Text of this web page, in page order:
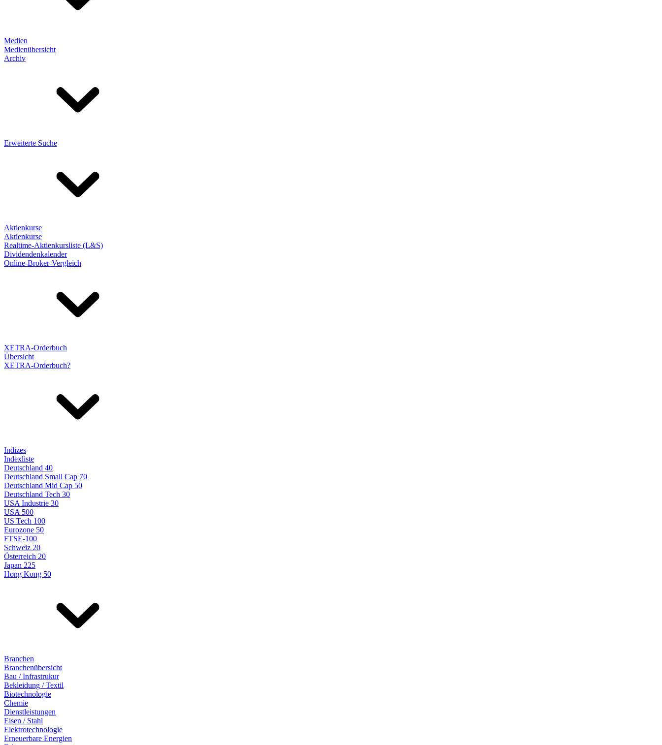
Medien
Medienübersicht
Archiv
Erweiterte Suche
Aktienkurse
Aktienkurse
Realtime-Aktienkursliste (L&S)
Dividendenkalender
Online-Broker-Vergleich
XETRA-Orderbuch
Übersicht
XETRA-Orderbuch?
Indizes
Indexliste
Deutschland 40
Deutschland Small Cap 70
Deutschland Mid Cap 50
Deutschland Tech 30
USA Industrie 30
USA 500
US Tech 100
Eurozone 50
FTSE-100
Schweiz 20
Österreich 20
Japan 225
Hong Kong 50
Branchen
Branchenübersicht
Bau / Infrastrukur
Bekleidung / Textil
Biotechnologie
Chemie
Dienstleistungen
Eisen / Stahl
Elektrotechnologie
Erneuerbare Energien